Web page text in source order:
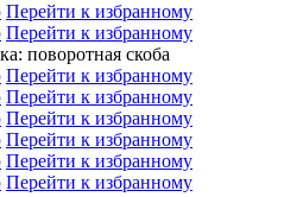
Перейти к избранному
Перейти к избранному
поворотная скоба
Перейти к избранному
Перейти к избранному
Перейти к избранному
Перейти к избранному
Перейти к избранному
Перейти к избранному